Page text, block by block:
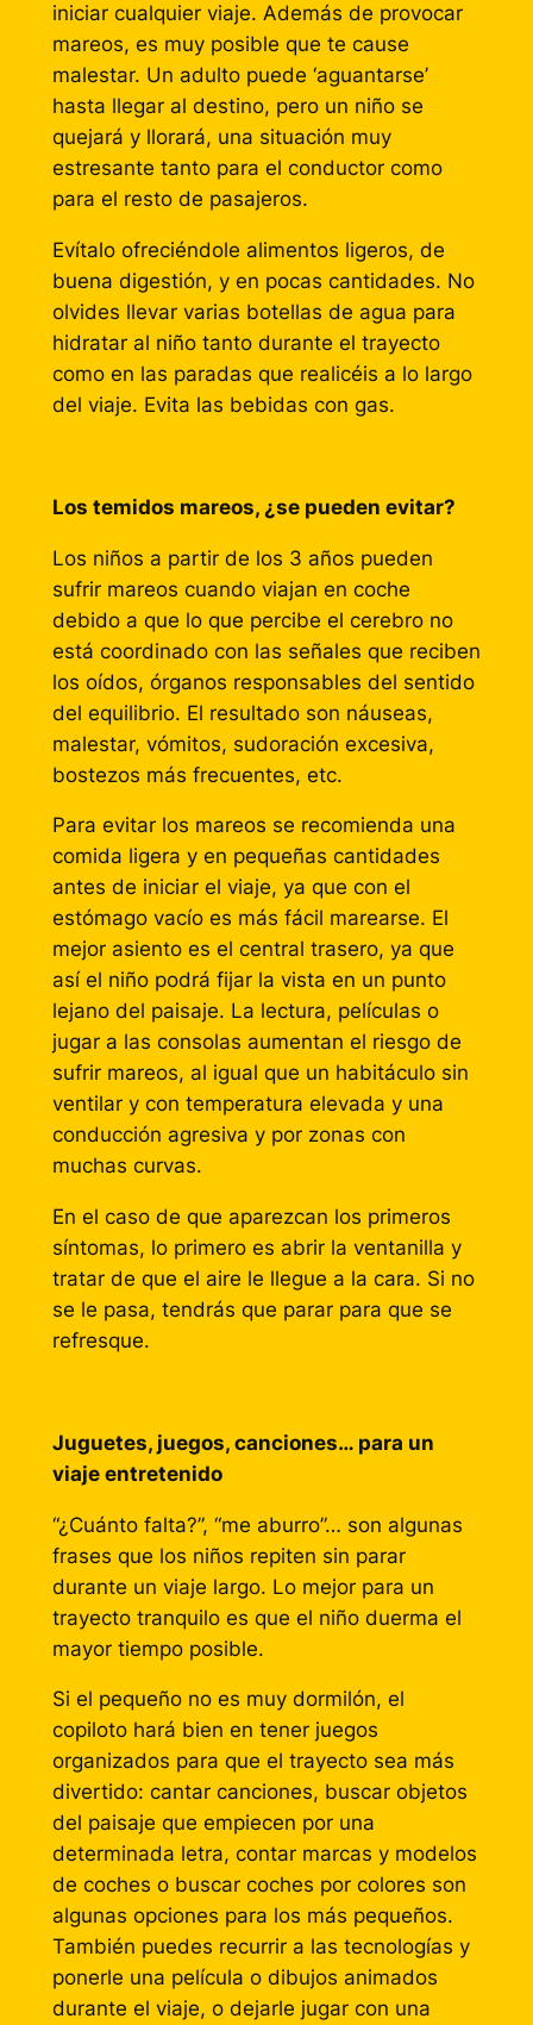
iniciar cualquier viaje. Además de provocar
mareos, es muy posible que te cause
malestar. Un adulto puede ‘aguantarse’
hasta llegar al destino, pero un niño se
quejará y llorará, una situación muy
estresante tanto para el conductor como
para el resto de pasajeros.
Evítalo ofreciéndole alimentos ligeros, de
buena digestión, y en pocas cantidades. No
olvides llevar varias botellas de agua para
hidratar al niño tanto durante el trayecto
como en las paradas que realicéis a lo largo
del viaje. Evita las bebidas con gas.
Los temidos mareos, ¿se pueden evitar?
Los niños a partir de los 3 años pueden
sufrir mareos cuando viajan en coche
debido a que lo que percibe el cerebro no
está coordinado con las señales que reciben
los oídos, órganos responsables del sentido
del equilibrio. El resultado son náuseas,
malestar, vómitos, sudoración excesiva,
bostezos más frecuentes, etc.
Para evitar los mareos se recomienda una
comida ligera y en pequeñas cantidades
antes de iniciar el viaje, ya que con el
estómago vacío es más fácil marearse. El
mejor asiento es el central trasero, ya que
así el niño podrá fijar la vista en un punto
lejano del paisaje. La lectura, películas o
jugar a las consolas aumentan el riesgo de
sufrir mareos, al igual que un habitáculo sin
ventilar y con temperatura elevada y una
conducción agresiva y por zonas con
muchas curvas.
En el caso de que aparezcan los primeros
síntomas, lo primero es abrir la ventanilla y
tratar de que el aire le llegue a la cara. Si no
se le pasa, tendrás que parar para que se
refresque.
Juguetes, juegos, canciones… para un
viaje entretenido
“¿Cuánto falta?”, “me aburro”… son algunas
frases que los niños repiten sin parar
durante un viaje largo. Lo mejor para un
trayecto tranquilo es que el niño duerma el
mayor tiempo posible.
Si el pequeño no es muy dormilón, el
copiloto hará bien en tener juegos
organizados para que el trayecto sea más
divertido: cantar canciones, buscar objetos
del paisaje que empiecen por una
determinada letra, contar marcas y modelos
de coches o buscar coches por colores son
algunas opciones para los más pequeños.
También puedes recurrir a las tecnologías y
ponerle una película o dibujos animados
durante el viaje, o dejarle jugar con una